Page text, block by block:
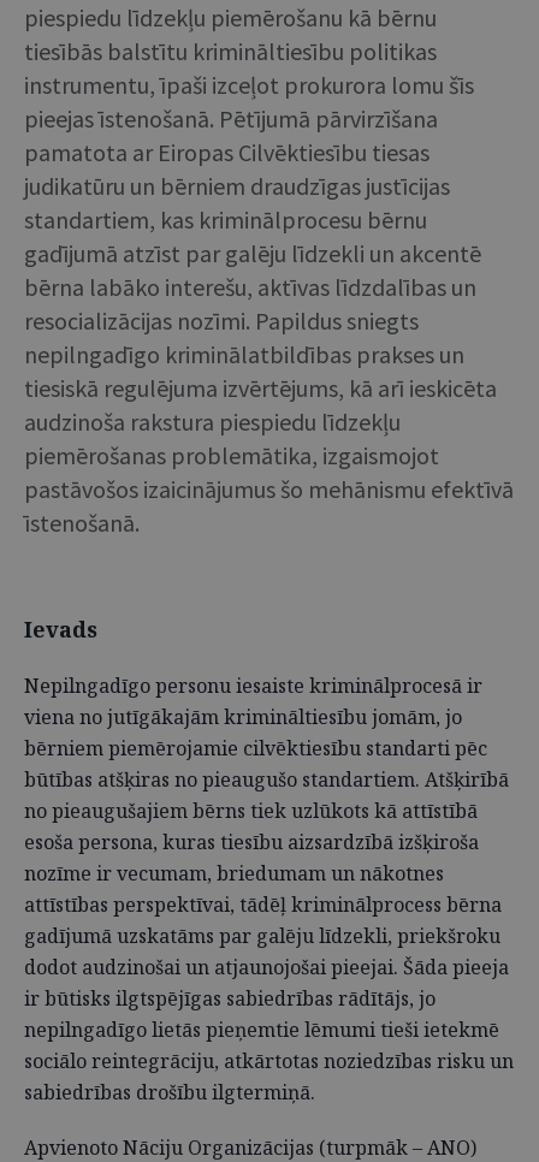
piespiedu līdzekļu piemērošanu kā bērnu
tiesībās balstītu krimināltiesību politikas
instrumentu, īpaši izceļot prokurora lomu šīs
pieejas īstenošanā. Pētījumā pārvirzīšana
pamatota ar Eiropas Cilvēktiesību tiesas
judikatūru un bērniem draudzīgas justīcijas
standartiem, kas kriminālprocesu bērnu
gadījumā atzīst par galēju līdzekli un akcentē
bērna labāko interešu, aktīvas līdzdalības un
resocializācijas nozīmi. Papildus sniegts
nepilngadīgo kriminālatbildības prakses un
tiesiskā regulējuma izvērtējums, kā arī ieskicēta
audzinoša rakstura piespiedu līdzekļu
piemērošanas problemātika, izgaismojot
pastāvošos izaicinājumus šo mehānismu efektīvā
īstenošanā.
Ievads
Nepilngadīgo personu iesaiste kriminālprocesā ir
viena no jutīgākajām krimināltiesību jomām, jo
bērniem piemērojamie cilvēktiesību standarti pēc
būtības atšķiras no pieaugušo standartiem. Atšķirībā
no pieaugušajiem bērns tiek uzlūkots kā attīstībā
esoša persona, kuras tiesību aizsardzībā izšķiroša
nozīme ir vecumam, briedumam un nākotnes
attīstības perspektīvai, tādēļ kriminālprocess bērna
gadījumā uzskatāms par galēju līdzekli, priekšroku
dodot audzinošai un atjaunojošai pieejai. Šāda pieeja
ir būtisks ilgtspējīgas sabiedrības rādītājs, jo
nepilngadīgo lietās pieņemtie lēmumi tieši ietekmē
sociālo reintegrāciju, atkārtotas noziedzības risku un
sabiedrības drošību ilgtermiņā.
Apvienoto Nāciju Organizācijas (turpmāk – ANO)